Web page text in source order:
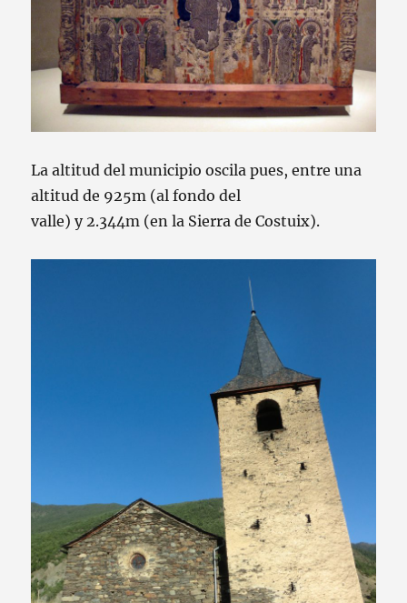
La altitud del municipio oscila pues, entre una
altitud de 925m (al fondo del
valle) y 2.344m (en la Sierra de Costuix).